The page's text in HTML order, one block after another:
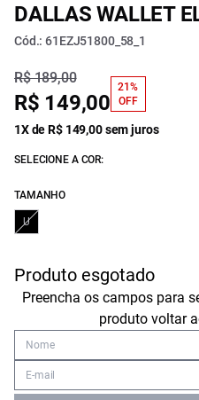
DALLAS WALLET
Cód.: 61EZJ51800_58_1
R$ 189,00
R$ 149,00
21%
OFF
1X de R$ 149,00 sem juros
SELECIONE A COR:
TAMANHO
U
Produto esgotado
Preencha os campos para
produto voltar